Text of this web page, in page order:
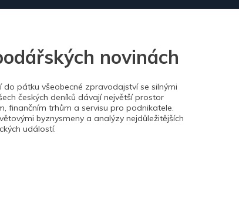
novinách
pátku všeobecné zpravodajství se silnými
českých deníků dávají největší prostor
finančním trhům a servisu pro podnikatele.
byznysmeny a analýzy nejdůležitějších
událostí.